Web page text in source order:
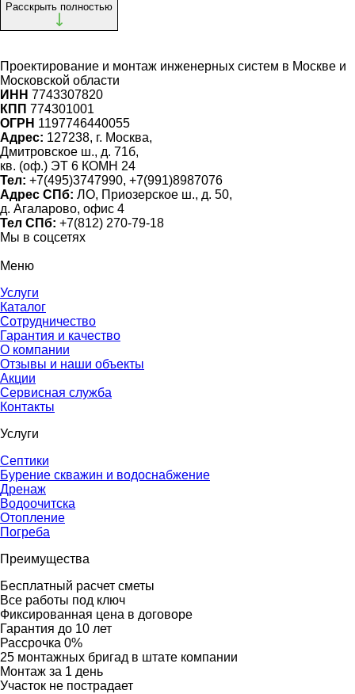
Расскрыть полностью
Проектирование и монтаж инженерных систем в Москве и
Московской области
ИНН 7743307820
КПП 774301001
ОГРН 1197746440055
Адрес: 127238, г. Москва,
Дмитровское ш., д. 71б,
кв. (оф.) ЭТ 6 КОМН 24
Тел: +7(495)3747990, +7(991)8987076
Адрес СПб: ЛО, Приозерское ш., д. 50,
д. Агаларово, офис 4
Тел СПб: +7(812) 270-79-18
Мы в соцсетях
Меню
Услуги
Каталог
Сотрудничество
Гарантия и качество
О компании
Отзывы и наши объекты
Акции
Сервисная служба
Контакты
Услуги
Септики
Бурение скважин и водоснабжение
Дренаж
Водоочитска
Отопление
Погреба
Преимущества
Бесплатный расчет сметы
Все работы под ключ
Фиксированная цена в договоре
Гарантия до 10 лет
Рассрочка 0%
25 монтажных бригад в штате компании
Монтаж за 1 день
Участок не пострадает